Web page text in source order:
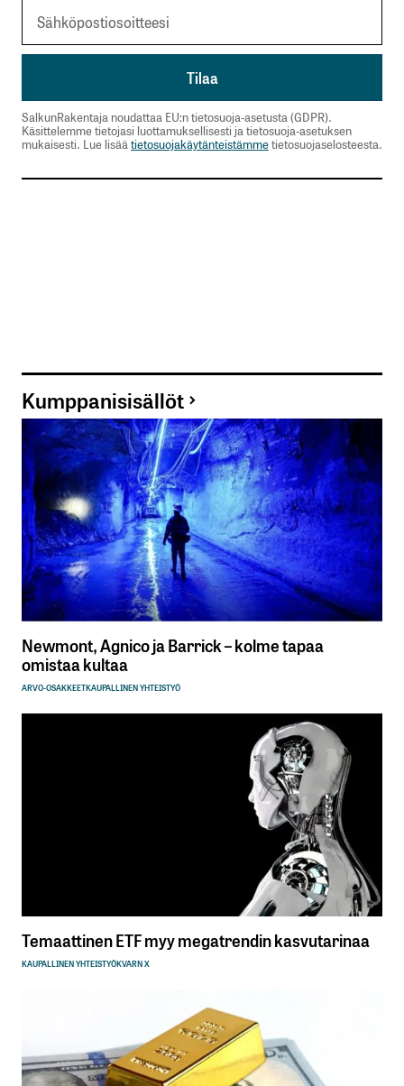
SalkunRakentaja noudattaa EU:n tietosuoja-asetusta (GDPR).
Käsittelemme tietojasi luottamuksellisesti ja tietosuoja-asetuksen
mukaisesti. Lue lisää tietosuojakäytänteistämmetietosuojaselosteesta.
Kumppanisisällöt
Newmont, Agnico ja Barrick – kolme tapaa
omistaa kultaa
ARVO-OSAKKEETKAUPALLINEN YHTEISTYÖ
Temaattinen ETF myy megatrendin kasvutarinaa
KAUPALLINEN YHTEISTYÖKVARN X